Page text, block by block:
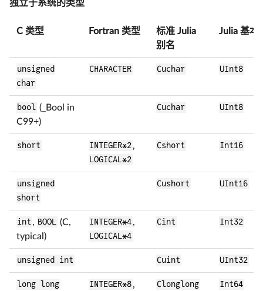
独立于系统的类型
C 类型 Fortran 类型
标准 Julia
别名
Julia 基本
unsigned
char
CHARACTER Cuchar UInt8
bool (_Bool in
C99+)
Cuchar UInt8
short INTEGER*2,
LOGICAL*2
Cshort Int16
unsigned
short
Cushort UInt16
int, BOOL (C,
typical)
INTEGER*4,
LOGICAL*4
Cint Int32
unsigned int Cuint UInt32
long long INTEGER*8,
Clonglong Int64